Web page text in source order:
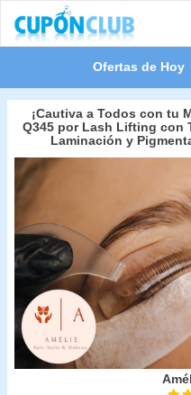
Ofertas de Hoy
¡Cautiva a Todos con tu
Q345 por Lash Lifting con
Laminación y